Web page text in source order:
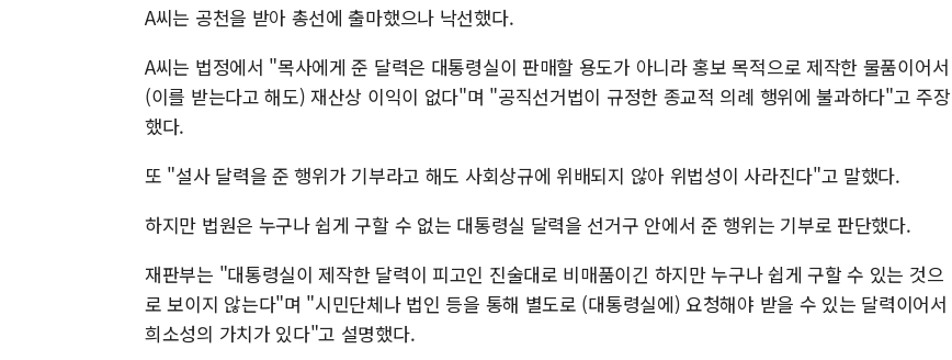
A씨는 공천을 받아 총선에 출마했으나 낙선했다.
A씨는 법정에서 "목사에게 준 달력은 대통령실이 판매할 용도가 아니라 홍보 목적으로 제작한 물품이어서
(이를 받는다고 해도) 재산상 이익이 없다"며 "공직선거법이 규정한 종교적 의례 행위에 불과하다"고 주장
했다.
또 "설사 달력을 준 행위가 기부라고 해도 사회상규에 위배되지 않아 위법성이 사라진다"고 말했다.
하지만 법원은 누구나 쉽게 구할 수 없는 대통령실 달력을 선거구 안에서 준 행위는 기부로 판단했다.
재판부는 "대통령실이 제작한 달력이 피고인 진술대로 비매품이긴 하지만 누구나 쉽게 구할 수 있는 것으
로 보이지 않는다"며 "시민단체나 법인 등을 통해 별도로 (대통령실에) 요청해야 받을 수 있는 달력이어서
희소성의 가치가 있다"고 설명했다.